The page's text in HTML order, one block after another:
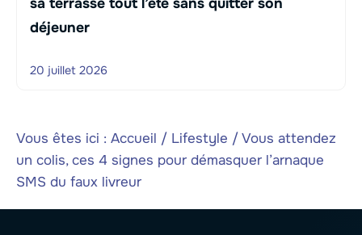
déjeuner
20 juillet 2026
Vous êtes ici : Accueil / Lifestyle /Vous attendez
un colis, ces 4 signes pour démasquer l’arnaque
SMS du faux livreur